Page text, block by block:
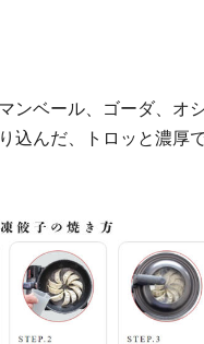
ンベール、ゴーダ、オ
込んだ、トロッと濃厚